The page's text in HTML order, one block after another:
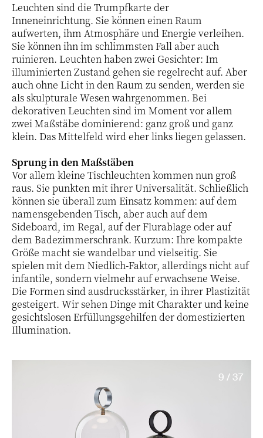
Leuchten sind die Trumpfkarte der
Inneneinrichtung. Sie können einen Raum
aufwerten, ihm Atmosphäre und Energie verleihen.
Sie können ihn im schlimmsten Fall aber auch
ruinieren. Leuchten haben zwei Gesichter: Im
illuminierten Zustand gehen sie regelrecht auf. Aber
auch ohne Licht in den Raum zu senden, werden sie
als skulpturale Wesen wahrgenommen. Bei
dekorativen Leuchten sind im Moment vor allem
zwei Maßstäbe dominierend: ganz groß und ganz
klein. Das Mittelfeld wird eher links liegen gelassen.
Sprung in den Maßstäben
Vor allem kleine Tischleuchten kommen nun groß
raus. Sie punkten mit ihrer Universalität. Schließlich
können sie überall zum Einsatz kommen: auf dem
namensgebenden Tisch, aber auch auf dem
Sideboard, im Regal, auf der Flurablage oder auf
dem Badezimmerschrank. Kurzum: Ihre kompakte
Größe macht sie wandelbar und vielseitig. Sie
spielen mit dem Niedlich-Faktor, allerdings nicht auf
infantile, sondern vielmehr auf erwachsene Weise.
Die Formen sind ausdrucksstärker, in ihrer Plastizität
gesteigert. Wir sehen Dinge mit Charakter und keine
gesichtslosen Erfüllungsgehilfen der domestizierten
Illumination.
9 / 37